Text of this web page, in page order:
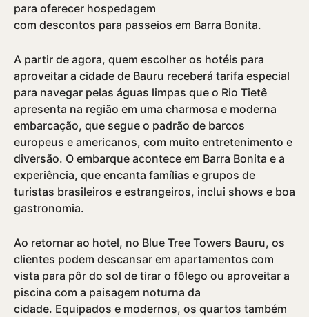
para oferecer hospedagem
com descontos para passeios em Barra Bonita.
A partir de agora, quem escolher os hotéis para
aproveitar a cidade de Bauru receberá tarifa especial
para navegar pelas águas limpas que o Rio Tietê
apresenta na região em uma charmosa e moderna
embarcação, que segue o padrão de barcos
europeus e americanos, com muito entretenimento e
diversão. O embarque acontece em Barra Bonita e a
experiência, que encanta famí­lias e grupos de
turistas brasileiros e estrangeiros, inclui shows e boa
gastronomia.
Ao retornar ao hotel, no Blue Tree Towers Bauru, os
clientes podem descansar em apartamentos com
vista para pôr do sol de tirar o fôlego ou aproveitar a
piscina com a paisagem noturna da
cidade. Equipados e modernos, os quartos também